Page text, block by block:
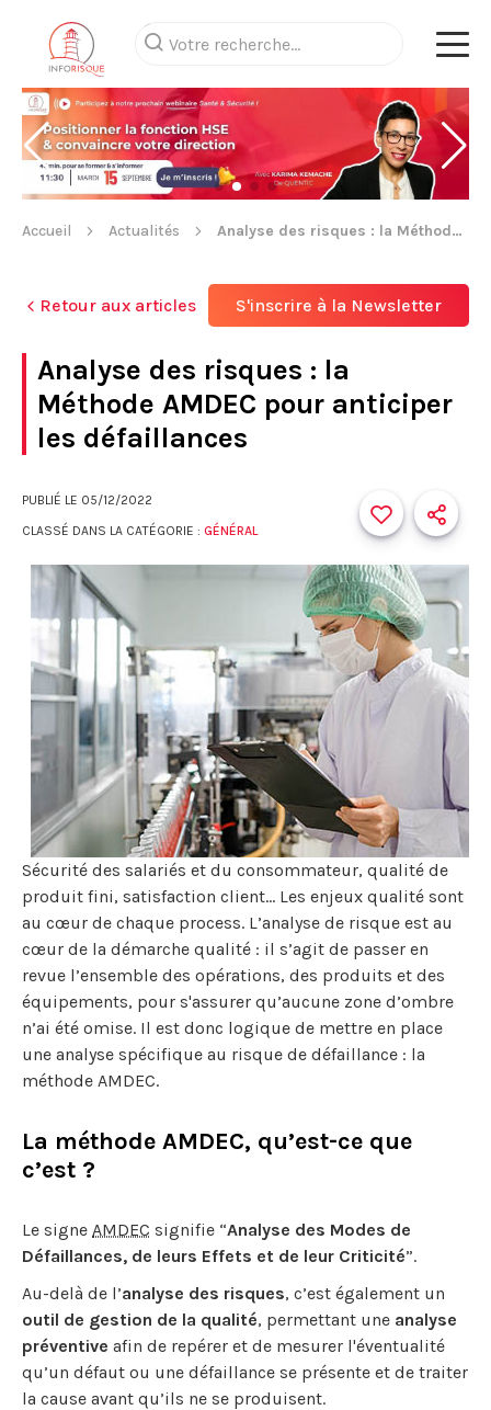
Accueil Actualités Analyse des risques : la Méthode AMDEC pour anticiper les défaillances
Retour aux articles S'inscrire à la Newsletter
Analyse des risques : la
Méthode AMDEC pour anticiper
les défaillances
PUBLIÉ LE 05/12/2022
CLASSÉ DANS LA CATÉGORIE : GÉNÉRAL
Sécurité des salariés et du consommateur, qualité de
produit fini, satisfaction client… Les enjeux qualité sont
au cœur de chaque process. L’analyse de risque est au
cœur de la démarche qualité : il s’agit de passer en
revue l’ensemble des opérations, des produits et des
équipements, pour s'assurer qu’aucune zone d’ombre
n’ai été omise. Il est donc logique de mettre en place
une analyse spécifique au risque de défaillance : la
méthode AMDEC.
La méthode AMDEC, qu’est-ce que
c’est ?
Le signe AMDEC signifie “Analyse des Modes de
Défaillances, de leurs Effets et de leur Criticité”.
Au-delà de l’analyse des risques, c’est également un
outil de gestion de la qualité, permettant une analyse
préventive afin de repérer et de mesurer l'éventualité
qu’un défaut ou une défaillance se présente et de traiter
la cause avant qu’ils ne se produisent.